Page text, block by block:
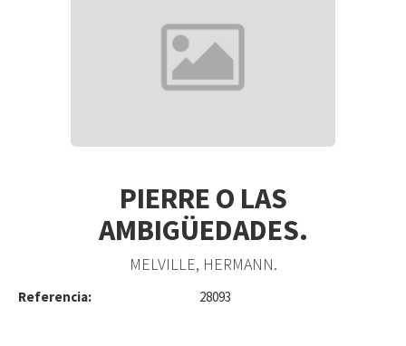
PIERRE O LAS
AMBIGÜEDADES.
MELVILLE, HERMANN.
Referencia: 28093